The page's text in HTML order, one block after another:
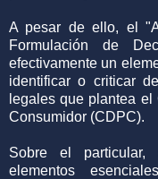
A pesar de ello, el
Formulación de
efectivamente un
identificar o criticar
legales que plantea
Consumidor (CDPC).
Sobre el particular,
elementos